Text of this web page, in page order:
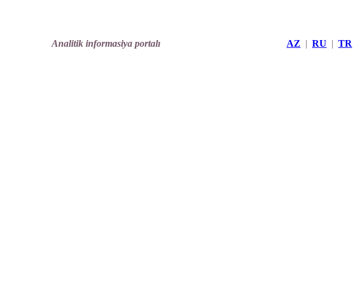
Analitik informasiya portalı
AZ | RU | TR